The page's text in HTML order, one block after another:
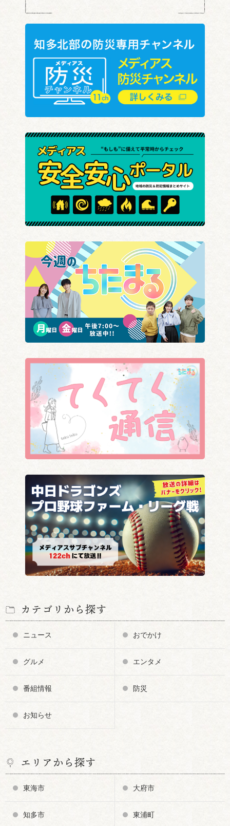
カテゴリから探す
ニュース おでかけ
グルメ エンタメ
番組情報 防災
お知らせ
エリアから探す
東海市 大府市
知多市 東浦町